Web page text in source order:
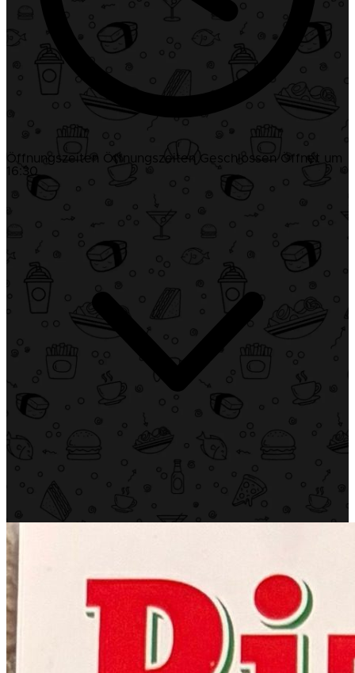
Öffnungszeiten Öffnungszeiten Geschlossen Öffnet um
16:30